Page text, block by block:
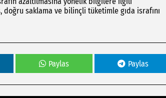
saklama ve bilinçli tüketimle gıda israfını
Paylas Paylas